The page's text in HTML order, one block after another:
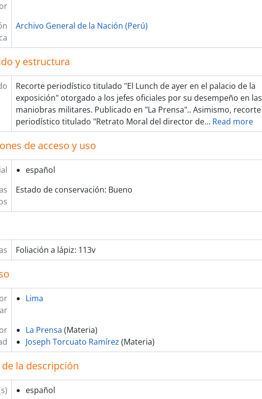
Archivo General de la Nación (Perú)
y estructura
Recorte periodístico titulado "El Lunch de ayer en el palacio de la
exposición" otorgado a los jefes oficiales por su desempeño en las
maniobras militares. Publicado en "La Prensa".. Asimismo, recorte
periodístico titulado "Retrato Moral del director de… Read more
de acceso y uso
español
Estado de conservación: Bueno
Foliación a lápiz: 113v
Lima
La Prensa (Materia)
Joseph Torcuato Ramírez (Materia)
la descripción
español